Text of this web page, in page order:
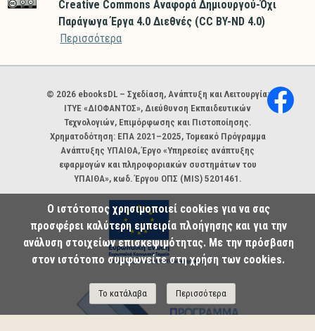
Creative Commons Αναφορά Δημιουργού-Όχι
Παράγωγα Έργα 4.0 Διεθνές (CC BY-ND 4.0)
Περισσότερα
Χορηγοί και φορείς
© 2026 ebooksDL – Σχεδίαση, Ανάπτυξη και Λειτουργία:
ΙΤΥΕ «ΔΙΟΦΑΝΤΟΣ», Διεύθυνση Εκπαιδευτικών
Τεχνολογιών, Επιμόρφωσης και Πιστοποίησης.
Χρηματοδότηση: ΕΠΑ 2021–2025, Τομεακό Πρόγραμμα
Ανάπτυξης ΥΠΑΙΘΑ, Έργο «Υπηρεσίες ανάπτυξης
εφαρμογών και πληροφοριακών συστημάτων του
ΥΠΑΙΘΑ», κωδ. Έργου ΟΠΣ (MIS) 5201461.
Ο ιστότοπος χρησιμοποιεί cookies για να σας
προσφέρει καλύτερη εμπειρία πλοήγησης και για την
ανάλυση στοιχείων επισκεψιμότητας. Με την πρόσβαση
στον ιστότοπο συμφωνείτε στη χρήση των cookies.
Το κατάλαβα Περισσότερα